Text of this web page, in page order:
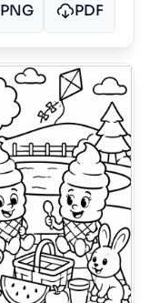
PNG PDF